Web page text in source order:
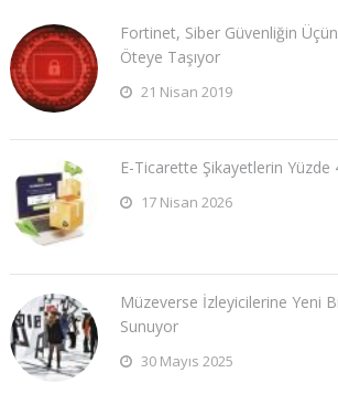
Fortinet, Siber Güvenliğin
Öteye Taşıyor
21 Nisan 2019
E-Ticarette Şikayetlerin Yüzde
17 Nisan 2026
Müzeverse İzleyicilerine Yeni
Sunuyor
30 Mayıs 2025